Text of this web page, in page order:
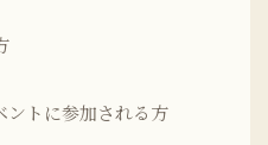
ントに参加される方